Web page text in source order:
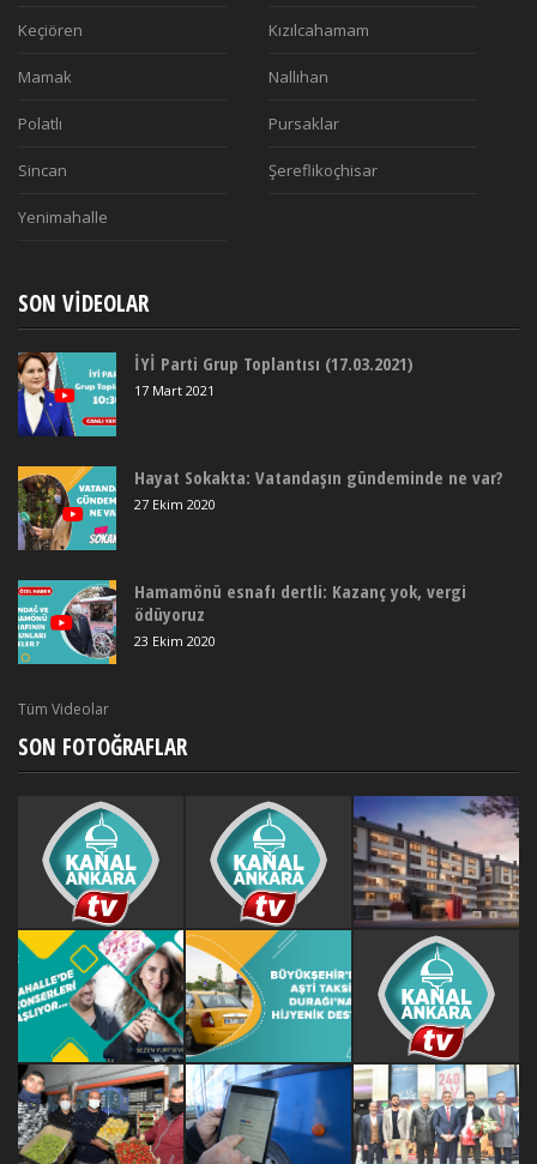
Keçiören Kızılcahamam
Mamak Nallıhan
Polatlı Pursaklar
Sincan Şereflikoçhisar
Yenimahalle
SON VIDEOLAR
İYİ Parti Grup Toplantısı (17.03.2021)
17 Mart 2021
Hayat Sokakta: Vatandaşın gündeminde ne var?
27 Ekim 2020
Hamamönü esnafı dertli: Kazanç yok, vergi
ödüyoruz
23 Ekim 2020
Tüm Videolar
SON FOTOĞRAFLAR